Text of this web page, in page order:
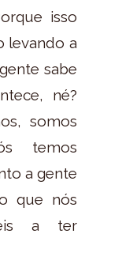
isso
levando a
sabe
né?
somos
temos
a gente
que nós
a ter